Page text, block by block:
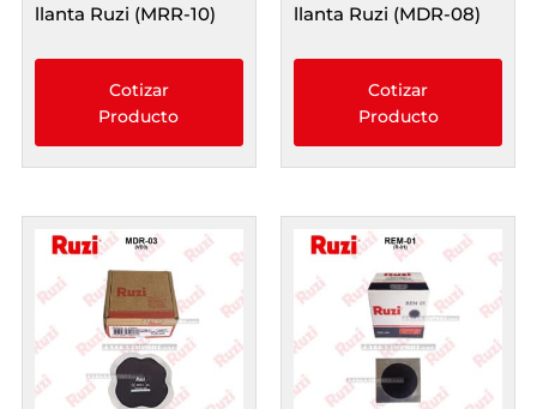
llanta Ruzi (MRR-10)
Cotizar
Producto
llanta Ruzi (MDR-08)
Cotizar
Producto